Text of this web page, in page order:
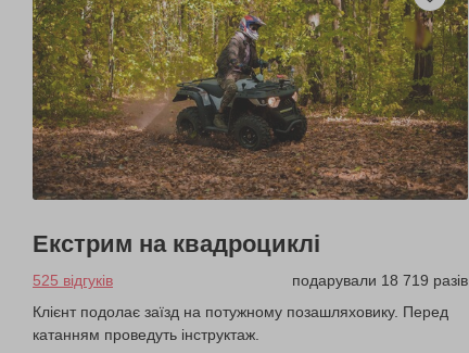
Екстрим на квадроциклі
525 відгуків
подарували 18 719 разів
Клієнт подолає заїзд на потужному позашляховику. Перед
катанням проведуть інструктаж.